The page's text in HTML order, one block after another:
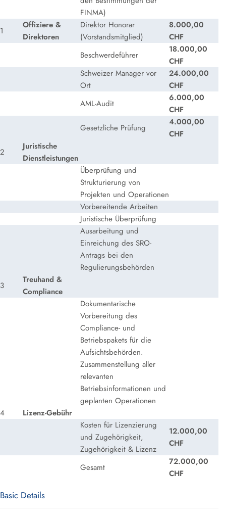
FINMA)
1
Offiziere &
Direktoren
Direktor Honorar
(Vorstandsmitglied)
8.000,00
CHF
Beschwerdeführer
18.000,00
CHF
Schweizer Manager vor
Ort
24.000,00
CHF
AML-Audit
6.000,00
CHF
Gesetzliche Prüfung
4.000,00
CHF
2
Juristische
Dienstleistungen
Überprüfung und
Strukturierung von
Projekten und Operationen
Vorbereitende Arbeiten
Juristische Überprüfung
Ausarbeitung und
Einreichung des SRO-
Antrags bei den
Regulierungsbehörden
3
Treuhand &
Compliance
Dokumentarische
Vorbereitung des
Compliance- und
Betriebspakets für die
Aufsichtsbehörden.
Zusammenstellung aller
relevanten
Betriebsinformationen und
geplanten Operationen
4
Lizenz-Gebühr
Kosten für Lizenzierung
und Zugehörigkeit,
Zugehörigkeit & Lizenz
12.000,00
CHF
Gesamt
72.000,00
CHF
Basic Details